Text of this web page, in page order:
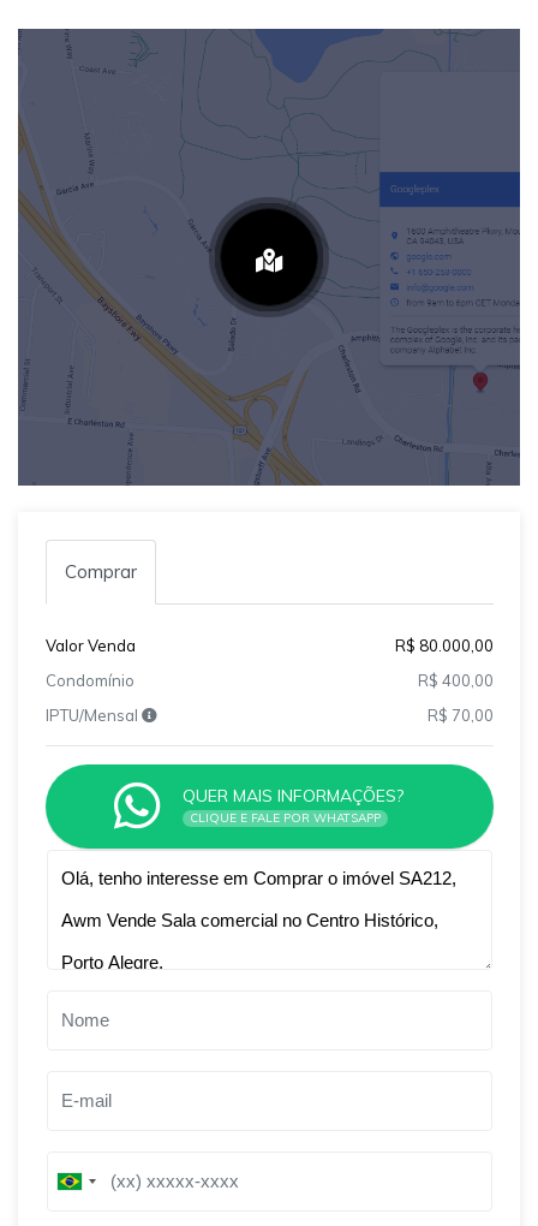
Comprar
Valor Venda
R$ 80.000,00
Condomínio
R$ 400,00
IPTU/Mensal
R$ 70,00
QUER MAIS INFORMAÇÕES?
CLIQUE E FALE POR WHATSAPP
B